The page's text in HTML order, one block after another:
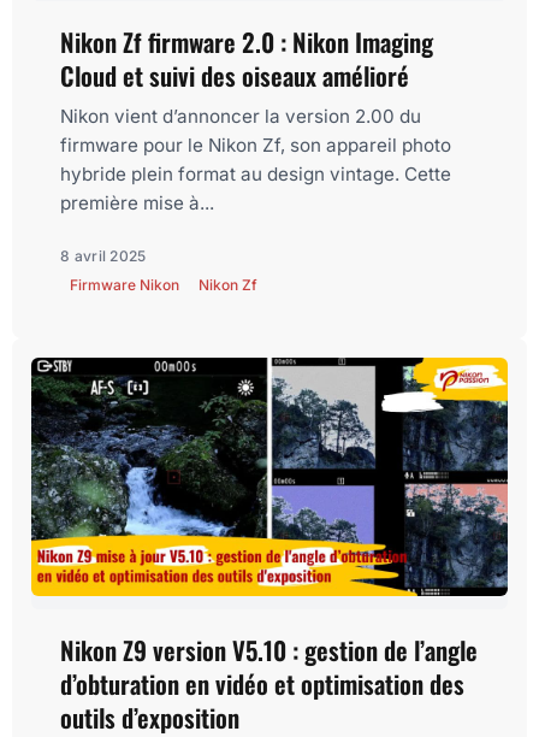
Nikon Zf firmware 2.0 : Nikon Imaging
Cloud et suivi des oiseaux amélioré
Nikon vient d’annoncer la version 2.00 du
firmware pour le Nikon Zf, son appareil photo
hybride plein format au design vintage. Cette
première mise à...
8 avril 2025
Firmware Nikon
Nikon Zf
Nikon Z9 version V5.10 : gestion de l’angle
d’obturation en vidéo et optimisation des
outils d’exposition